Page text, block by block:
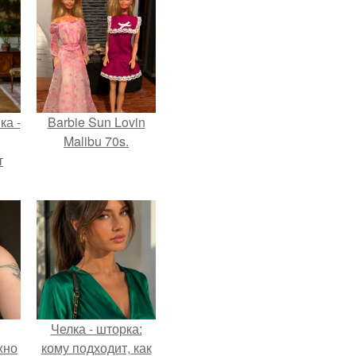
-
и
Barbie Sun Lovin
Malibu 70s.
Челка - шторка:
кому подходит, как